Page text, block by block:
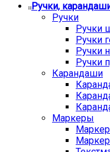
Ручки,
Ручки
Ручки
Ручки
Ручки
Ручки
Карандаши
Маркеры